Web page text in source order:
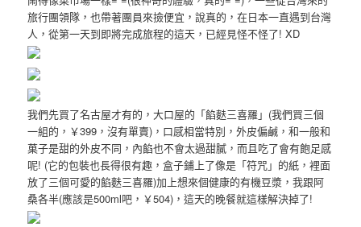
旅行團領隊，也帶著團員來撿便宜，說真的，在日本一直遇到台灣
人，從第一天到即將完成旅程的這天，已經見怪不怪了! XD
我們先買了名古屋才有的，大口屋的「餡麩三喜羅」(我們買三個
一組的，￥399，沒有單賣)，口感相當特別，外皮偏鹹，和一般和
菓子是甜的外皮不同，內餡也不會太過甜膩，而且吃了會有飽足感
呢! (它的包裝也長得很有趣，盒子鋪上了像是「符咒」的紙，裡面
放了三個可愛的餡麩三喜羅)加上想來個健康的有機豆漿，我跟阿
桑各半(應該是500ml吧，￥504)，這天的晚餐就這樣解決掉了!